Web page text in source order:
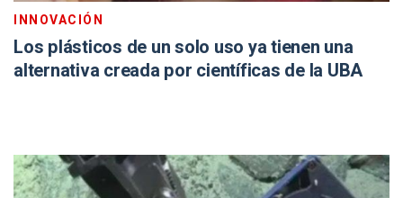
INNOVACIÓN
Los plásticos de un solo uso ya tienen una
alternativa creada por científicas de la UBA